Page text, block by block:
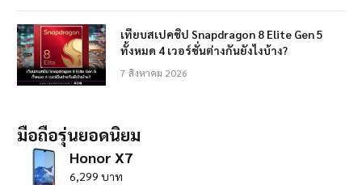
เทียบสเปคชิป Snapdragon 8 Elite Gen 5
ทั้งหมด 4 เวอร์ชั่นต่างกันยังไงบ้าง?
7 สิงหาคม 2026
มือถือรุ่นยอดนิยม
Honor X7
6,299 บาท